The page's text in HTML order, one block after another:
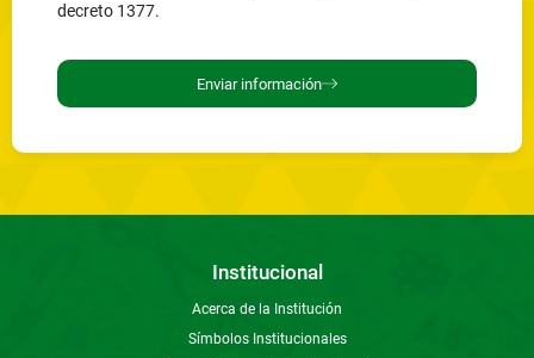
decreto 1377.
Enviar información
Institucional
Acerca de la Institución
Símbolos Institucionales